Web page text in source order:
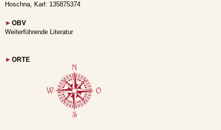
Hoschna, Karl: 135875374
► OBV
Weiterführende Literatur
► ORTE